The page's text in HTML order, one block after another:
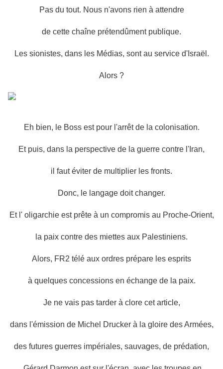
Pas du tout. Nous n'avons rien à attendre
de cette chaîne prétendûment publique.
Les sionistes, dans les Médias, sont au service d'Israël.
Alors ?
Eh bien, le Boss est pour l'arrêt de la colonisation.
Et puis, dans la perspective de la guerre contre l'Iran,
il faut éviter de multiplier les fronts.
Donc, le langage doit changer.
Et l' oligarchie est prête à un compromis au Proche-Orient,
la paix contre des miettes aux Palestiniens.
Alors, FR2 télé aux ordres prépare les esprits
à quelques concessions en échange de la paix.
Je ne vais pas tarder à clore cet article,
dans l'émission de Michel Drucker à la gloire des Armées,
des futures guerres impériales, sauvages, de prédation,